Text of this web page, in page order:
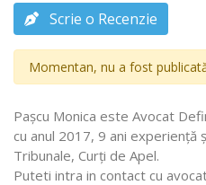
Scrie o Recenzie
Momentan, nu a fost
Pașcu Monica este Avocat
cu anul 2017, 9 ani experiență
Tribunale, Curţi de Apel.
Puteti intra in contact cu